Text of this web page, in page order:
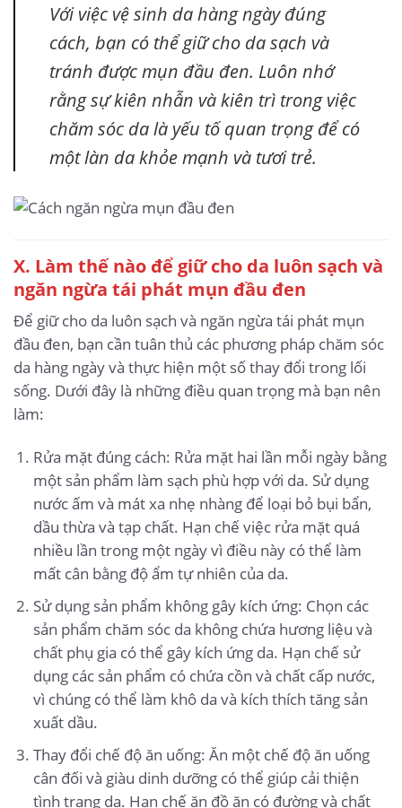
Với việc vệ sinh da hàng ngày đúng
cách, bạn có thể giữ cho da sạch và
tránh được mụn đầu đen. Luôn nhớ
rằng sự kiên nhẫn và kiên trì trong việc
chăm sóc da là yếu tố quan trọng để có
một làn da khỏe mạnh và tươi trẻ.
X. Làm thế nào để giữ cho da luôn sạch và
ngăn ngừa tái phát mụn đầu đen
Để giữ cho da luôn sạch và ngăn ngừa tái phát mụn
đầu đen, bạn cần tuân thủ các phương pháp chăm sóc
da hàng ngày và thực hiện một số thay đổi trong lối
sống. Dưới đây là những điều quan trọng mà bạn nên
làm:
Rửa mặt đúng cách: Rửa mặt hai lần mỗi ngày bằng
một sản phẩm làm sạch phù hợp với da. Sử dụng
nước ấm và mát xa nhẹ nhàng để loại bỏ bụi bẩn,
dầu thừa và tạp chất. Hạn chế việc rửa mặt quá
nhiều lần trong một ngày vì điều này có thể làm
mất cân bằng độ ẩm tự nhiên của da.
Sử dụng sản phẩm không gây kích ứng: Chọn các
sản phẩm chăm sóc da không chứa hương liệu và
chất phụ gia có thể gây kích ứng da. Hạn chế sử
dụng các sản phẩm có chứa cồn và chất cấp nước,
vì chúng có thể làm khô da và kích thích tăng sản
xuất dầu.
Thay đổi chế độ ăn uống: Ăn một chế độ ăn uống
cân đối và giàu dinh dưỡng có thể giúp cải thiện
tình trạng da. Hạn chế ăn đồ ăn có đường và chất